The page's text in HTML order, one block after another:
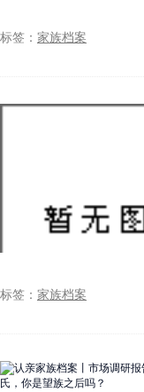
标签： 家族档案
标签： 家族档案